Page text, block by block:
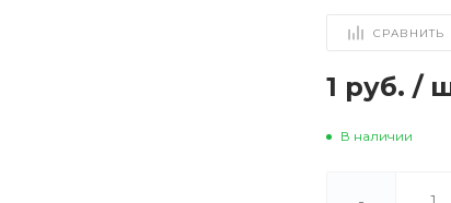
СРАВНИТЬ
1 руб. /
В наличии